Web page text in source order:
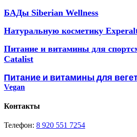
БАДы Siberian Wellness
Натуральную косметику
Питание и витамины для
Catalist
Питание и витамины для
Vegan
Контакты
Телефон: 8 920 551 7254